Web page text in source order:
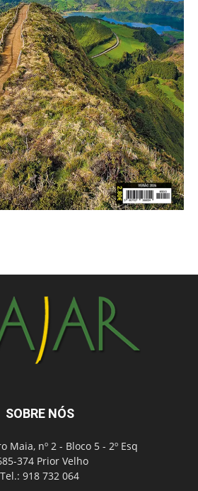
SOBRE NÓS
Maia, nº 2 - Bloco 5 - 2º Esq
374 Prior Velho
Tel.: 918 732 064